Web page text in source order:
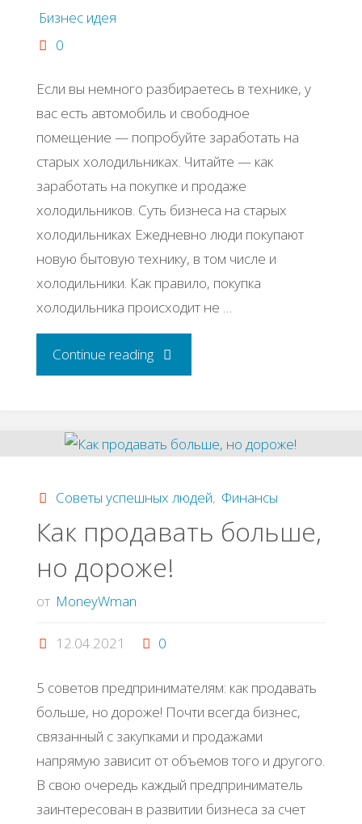
Бизнес идея
0
Если вы немного разбираетесь в технике, у
вас есть автомобиль и свободное
помещение — попробуйте заработать на
старых холодильниках. Читайте — как
заработать на покупке и продаже
холодильников. Суть бизнеса на старых
холодильниках Ежедневно люди покупают
новую бытовую технику, в том числе и
холодильники. Как правило, покупка
холодильника происходит не …
Continue reading"Бизнес-
Перепродажа
холодильников"
Советы успешных людей, Финансы
Как продавать больше,
но дороже!
от MoneyWman
12.04.2021 0
5 советов предпринимателям: как продавать
больше, но дороже! Почти всегда бизнес,
связанный с закупками и продажами
напрямую зависит от объемов того и другого.
В свою очередь каждый предприниматель
заинтересован в развитии бизнеса за счет